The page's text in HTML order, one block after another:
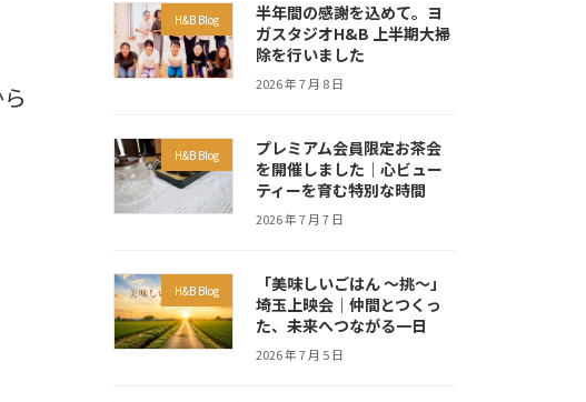
H&B Blog
半年間の感謝を込めて。ヨ
ガスタジオH&B 上半期大掃
除を行いました
2026 年 7 月 8 日
H&B Blog
プレミアム会員限定お茶会
を開催しました｜心ビュー
ティーを育む特別な時間
2026 年 7 月 7 日
H&B Blog
「美味しいごはん ～挑～」
埼玉上映会｜仲間とつくっ
た、未来へつながる一日
2026 年 7 月 5 日